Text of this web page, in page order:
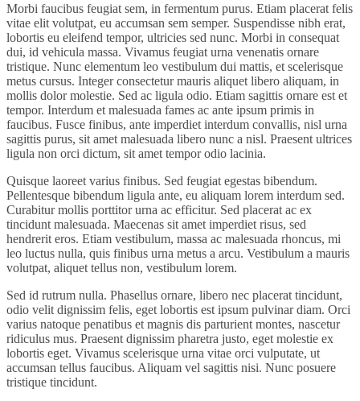
Morbi faucibus feugiat sem, in fermentum purus. Etiam placerat felis
vitae elit volutpat, eu accumsan sem semper. Suspendisse nibh erat,
lobortis eu eleifend tempor, ultricies sed nunc. Morbi in consequat
dui, id vehicula massa. Vivamus feugiat urna venenatis ornare
tristique. Nunc elementum leo vestibulum dui mattis, et scelerisque
metus cursus. Integer consectetur mauris aliquet libero aliquam, in
mollis dolor molestie. Sed ac ligula odio. Etiam sagittis ornare est et
tempor. Interdum et malesuada fames ac ante ipsum primis in
faucibus. Fusce finibus, ante imperdiet interdum convallis, nisl urna
sagittis purus, sit amet malesuada libero nunc a nisl. Praesent ultrices
ligula non orci dictum, sit amet tempor odio lacinia.
Quisque laoreet varius finibus. Sed feugiat egestas bibendum.
Pellentesque bibendum ligula ante, eu aliquam lorem interdum sed.
Curabitur mollis porttitor urna ac efficitur. Sed placerat ac ex
tincidunt malesuada. Maecenas sit amet imperdiet risus, sed
hendrerit eros. Etiam vestibulum, massa ac malesuada rhoncus, mi
leo luctus nulla, quis finibus urna metus a arcu. Vestibulum a mauris
volutpat, aliquet tellus non, vestibulum lorem.
Sed id rutrum nulla. Phasellus ornare, libero nec placerat tincidunt,
odio velit dignissim felis, eget lobortis est ipsum pulvinar diam. Orci
varius natoque penatibus et magnis dis parturient montes, nascetur
ridiculus mus. Praesent dignissim pharetra justo, eget molestie ex
lobortis eget. Vivamus scelerisque urna vitae orci vulputate, ut
accumsan tellus faucibus. Aliquam vel sagittis nisi. Nunc posuere
tristique tincidunt.